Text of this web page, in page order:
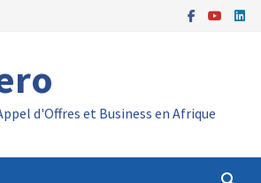
d'Offres et Business en Afrique